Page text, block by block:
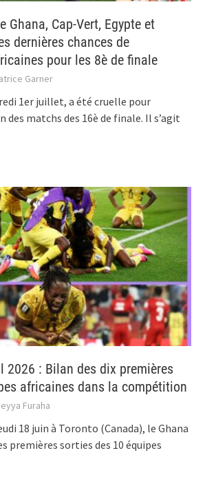
Ghana, Cap-Vert, Egypte et
dernières chances de
pour les 8è de finale
Garner
1er juillet, a été cruelle pour
des matchs des 16è de finale. Il s’agit
2026 : Bilan des dix premières
africaines dans la compétition
Furaha
18 juin à Toronto (Canada), le Ghana
premières sorties des 10 équipes